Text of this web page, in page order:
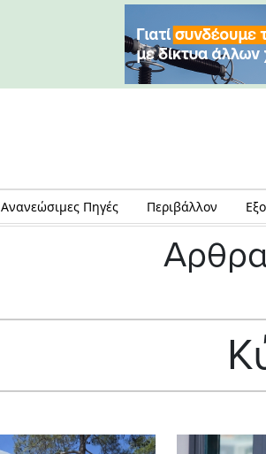
Ανανεώσιμες Πηγές Περιβάλλον
Αρθρα